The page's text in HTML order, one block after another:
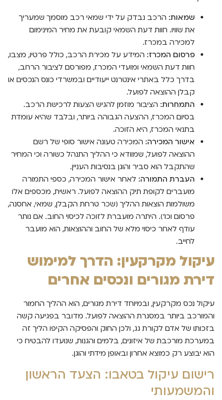
שמאות: הרכב נבדק על ידי שמאי רכב מוסמך שמעריך
את שוויו. חוות דעת השמאי קובעת את מחיר המינימום
למכירה במכרז.
פרסום המכרז: המידע על מכירת הרכב, כולל פרטיו, מצבו,
חוות דעת השמאי ומועדי המכרז, מפורסם לציבור הרחב,
בדרך כלל באתרי אינטרנט ייעודיים ובמשרדי כונס הנכסים או
קבלן ההוצאה לפועל.
התמחרות: הציבור מוזמן להגיש הצעות לרכישת הרכב.
בסיום המכרז, ההצעה הגבוהה ביותר, ובלבד שהיא עומדת
בתנאי המכרז, היא הזוכה.
אישור המכירה: המכירה טעונה אישור סופי של רשם
ההוצאה לפועל, שמוודא כי ההליך התנהל כשורה וכי המחיר
שהתקבל הוא סביר והוגן בנסיבות העניין.
העברת התמורה: לאחר אישור המכירה, כספי התמורה
מועברים לקופת תיק ההוצאה לפועל. ראשית, מכספים אלו
משולמות הוצאות ההליך (שכר טרחת הקבלן, שמאי, אחסנה,
פרסום וכו'). היתרה מועברת לזוכה לכיסוי החוב. אם נותר
עודף לאחר כיסוי מלא של החוב וההוצאות, הוא מועבר
לחייב.
עיקול מקרקעין: הדרך למימוש
דירת מגורים ונכסים אחרים
עיקול נכס מקרקעין, ובמיוחד דירת מגורים, הוא ההליך החמור
והמורכב ביותר במסגרת ההוצאה לפועל. מדובר בפגיעה קשה
בזכותו של אדם לקורת גג, ולכן החוק והפסיקה הקיפו הליך זה
במערכת מורכבת של איזונים, בלמים והגנות, שנועדו להבטיח כי
הוא יבוצע רק כמוצא אחרון ובאופן מידתי והוגן.
רישום עיקול בטאבו: הצעד הראשון
והמשמעותי